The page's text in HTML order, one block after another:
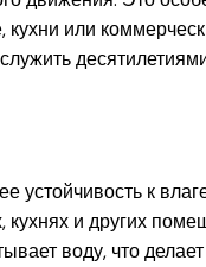
или
к
и других
воду, что